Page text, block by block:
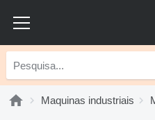
Maquinas industriais